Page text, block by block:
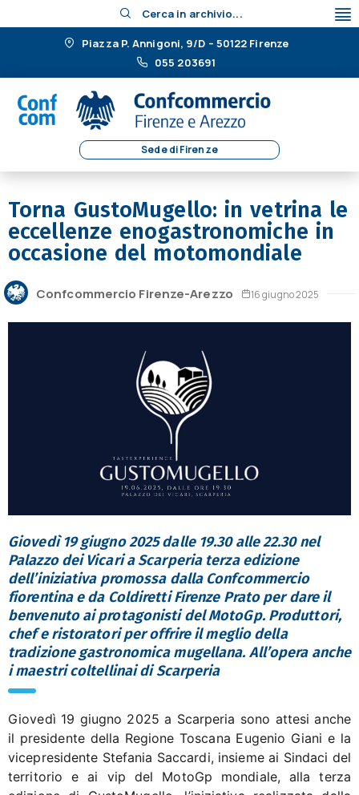
Cerca in archivio...
Piazza P. Annigoni, 9/D – 50122 Firenze
055 203691
Sede di Firenze
Torna GustoMugello: in vetrina le
eccellenze enogastronomiche in
occasione del motomondiale
Confcommercio Firenze-Arezzo 16 giugno 2025
Giovedì 19 giugno 2025 dalle 19.30 alle 22.30 nel
Palazzo dei Vicari a Scarperia terza edizione
dell’iniziativa promossa dalla Confcommercio
fiorentina e da Coldiretti Firenze Prato per dare il
benvenuto ai protagonisti del MotoGp. Produttori,
chef e ristoratori per offrire il meglio della
tradizione gastronomica mugellana. All’opera anche
i maestri coltellinai di Scarperia
Giovedì 19 giugno 2025 a Scarperia sono attesi anche
il presidente della Regione Toscana Eugenio Giani e la
vicepresidente Stefania Saccardi, insieme ai Sindaci del
territorio e ai vip del MotoGp mondiale, alla terza